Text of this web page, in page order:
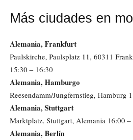
Más ciudades en
Alemania, Frankfurt
Paulskirche, Paulsplatz 11, 60311
15:30 – 16:30
Alemania, Hamburgo
Reesendamm/Jungfernstieg, Hamburg
Alemania, Stuttgart
Marktplatz, Stuttgart, Alemania 16:00 –
Alemania, Berlín